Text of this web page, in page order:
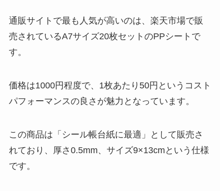
通販サイトで最も人気が高いのは、楽天市場で販
売されているA7サイズ20枚セットのPPシートで
す。
価格は1000円程度で、1枚あたり50円というコスト
パフォーマンスの良さが魅力となっています。
この商品は「シール帳台紙に最適」として販売さ
れており、厚さ0.5mm、サイズ9×13cmという仕様
です。